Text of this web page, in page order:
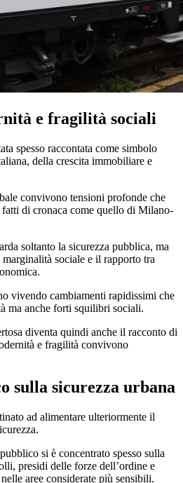
e fragilità sociali
spesso raccontata come simbolo
della crescita immobiliare e
convivono tensioni profonde che
di cronaca come quello di Milano-
soltanto la sicurezza pubblica, ma
sociale e il rapporto tra
vivendo cambiamenti rapidissimi che
ma anche forti squilibri sociali.
diventa quindi anche il racconto di
e fragilità convivono
sulla sicurezza urbana
ad alimentare ulteriormente il
si è concentrato spesso sulla
presidi delle forze dell’ordine e
aree considerate più sensibili.